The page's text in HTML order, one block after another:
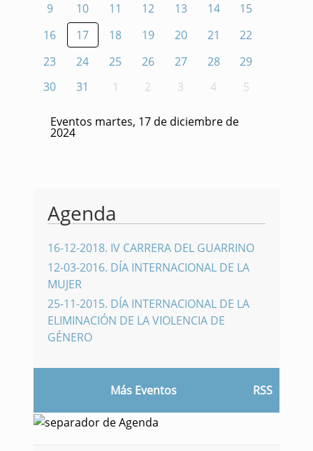
9
10 11 12 13 14
15
16
17 18 19 20 21
22
23
24 25 26 27 28
29
30
31 1 2 3 4 5
Eventos martes, 17 de diciembre de
2024
Agenda
16-12-2018. IV CARRERA DEL GUARRINO
12-03-2016. DÍA INTERNACIONAL DE LA
MUJER
25-11-2015. DÍA INTERNACIONAL DE LA
ELIMINACIÓN DE LA VIOLENCIA DE
GÉNERO
Más Eventos RSS